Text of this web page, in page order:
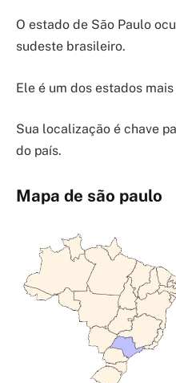
O estado de São Paulo
sudeste brasileiro.
Ele é um dos estados
Sua localização é chave
do país.
Mapa de são paulo